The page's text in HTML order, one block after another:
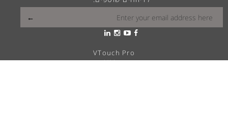
VTouch Pro
VMax